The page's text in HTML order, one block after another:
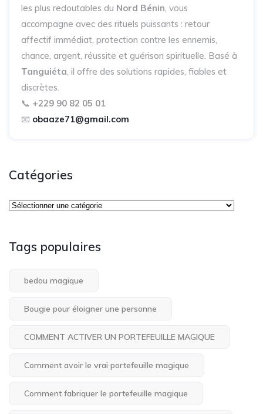
les plus redoutables du Nord Bénin, vous
accompagne avec des rituels puissants : retour
affectif immédiat, protection contre les ennemis,
chance, argent, réussite et guérison spirituelle. Basé à
Tanguiéta, il offre des solutions rapides, fiables et
discrètes.
📞 +229 90 82 05 01
📧 obaaze71@gmail.com
Catégories
Tags populaires
bedou magique
Bougie pour éloigner une personne
COMMENT ACTIVER UN PORTEFEUILLE MAGIQUE
Comment avoir le vrai portefeuille magique
Comment fabriquer le portefeuille magique